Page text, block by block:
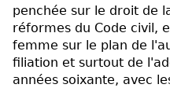
penchée sur le droit de
réformes du Code civil,
femme sur le plan de
filiation et surtout de
années soixante, avec